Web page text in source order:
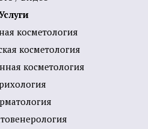
косметология
косметология
косметология